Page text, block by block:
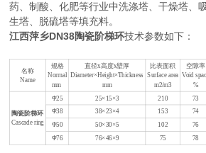
药、制酸、化肥等行业中洗涤塔、干燥塔、
生塔、脱硫塔等填充料。
江西萍乡DN38陶瓷阶梯环技术参数如下：
名称
Name
规格
Normal
mm
直径x高度x壁厚
Diameter×Height×Thickness
mm
比表面积
Surface area
m2/m3
空隙率
Void
%
陶瓷阶梯环
Cascade ring
Φ25 25×15×3 210 73
Φ38
38×23×4 153 74
Φ50
50×30×5 102 76
Φ76
76×46×9 75 78